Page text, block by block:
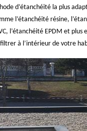
d’étanchéité la plus
l’étanchéité résine,
l’étanchéité EPDM et
à l’intérieur de votre